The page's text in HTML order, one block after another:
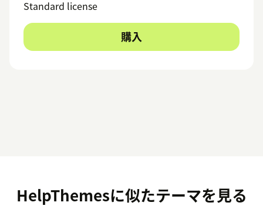
Standard license
購入
HelpThemesに似たテーマを見る